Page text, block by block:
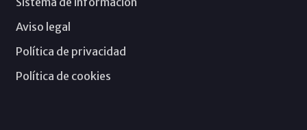
Aviso legal
Política de privacidad
Política de cookies